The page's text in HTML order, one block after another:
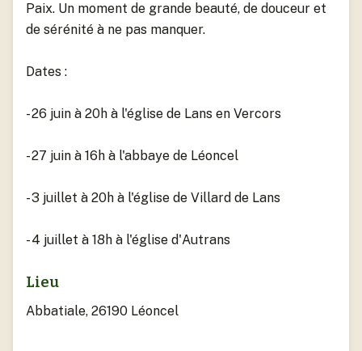
Paix. Un moment de grande beauté, de douceur et
de sérénité à ne pas manquer.
Dates :
- 26 juin à 20h à l'église de Lans en Vercors
- 27 juin à 16h à l'abbaye de Léoncel
- 3 juillet à 20h à l'église de Villard de Lans
- 4 juillet à 18h à l'église d'Autrans
Lieu
Abbatiale, 26190 Léoncel